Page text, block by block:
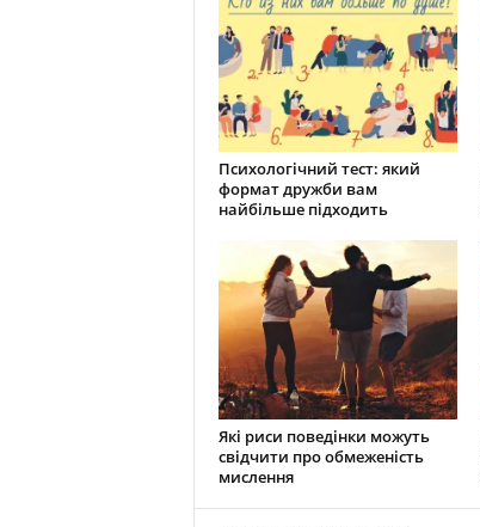
Психологічний тест: який
формат дружби вам
найбільше підходить
Які риси поведінки можуть
свідчити про обмеженість
мислення